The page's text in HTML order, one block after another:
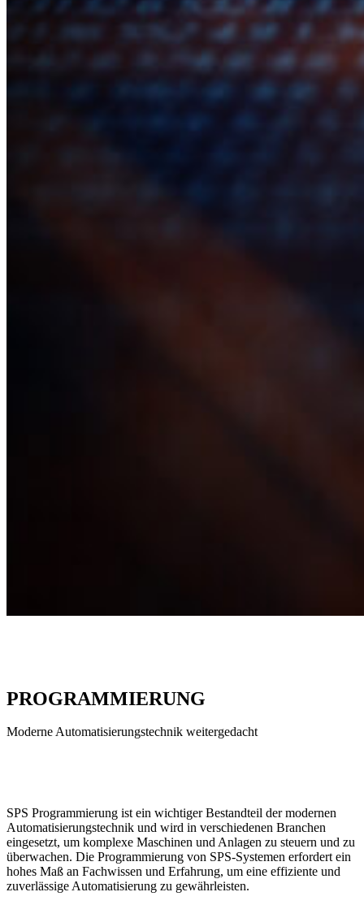
PROGRAMMIERUNG
Moderne Automatisierungstechnik weitergedacht
SPS Programmierung ist ein wichtiger Bestandteil der modernen
Automatisierungstechnik und wird in verschiedenen Branchen
eingesetzt, um komplexe Maschinen und Anlagen zu steuern und zu
überwachen. Die Programmierung von SPS-Systemen erfordert ein
hohes Maß an Fachwissen und Erfahrung, um eine effiziente und
zuverlässige Automatisierung zu gewährleisten.